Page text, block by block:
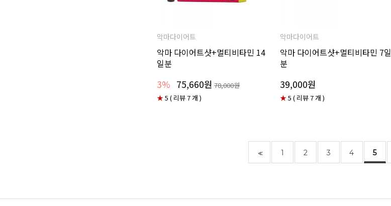
악마다이어트
악마 다이어트샷+멀티비타민 14
일분
3% 75,660원 78,000원
★5 ( 리뷰 7 개 )
악마다이어트
악마 다이어트샷+멀티비타민 7일
분
39,000원
★5 ( 리뷰 7 개 )
<< 1 2 3 4 5